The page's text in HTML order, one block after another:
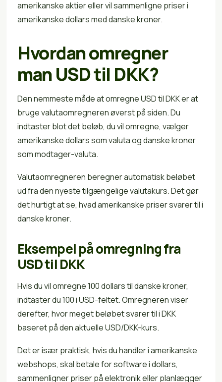
amerikanske aktier eller vil sammenligne priser i
amerikanske dollars med danske kroner.
Hvordan omregner
man USD til DKK?
Den nemmeste måde at omregne USD til DKK er at
bruge valutaomregneren øverst på siden. Du
indtaster blot det beløb, du vil omregne, vælger
amerikanske dollars som valuta og danske kroner
som modtager-valuta.
Valutaomregneren beregner automatisk beløbet
ud fra den nyeste tilgængelige valutakurs. Det gør
det hurtigt at se, hvad amerikanske priser svarer til i
danske kroner.
Eksempel på omregning fra
USD til DKK
Hvis du vil omregne 100 dollars til danske kroner,
indtaster du 100 i USD-feltet. Omregneren viser
derefter, hvor meget beløbet svarer til i DKK
baseret på den aktuelle USD/DKK-kurs.
Det er især praktisk, hvis du handler i amerikanske
webshops, skal betale for software i dollars,
sammenligner priser på elektronik eller planlægger